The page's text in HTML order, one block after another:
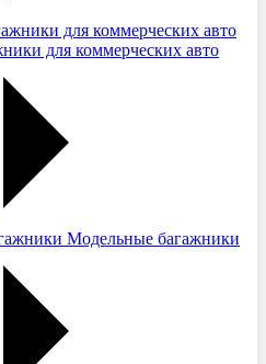
для коммерческих авто
Модельные багажники